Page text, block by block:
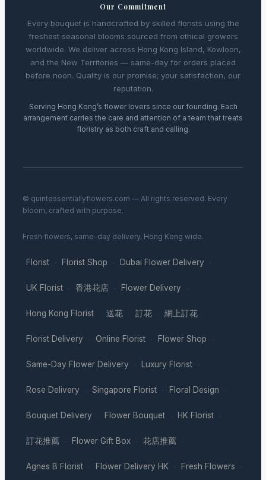
Our Commitment
Every bouquet is handcrafted by skilled florists using the
freshest seasonal blooms sourced from ethical growers
worldwide. We deliver across Hong Kong Island, Kowloon,
and the New Territories — same-day for orders placed
before noon. Quality is our promise; your satisfaction, our
reputation.
Serving Hong Kong’s flower lovers since our founding. Each
arrangement carries the care and attention of a team that treats
floristry as both craft and calling.
© quintessentiallyflowers.com — All rights reserved. Every
bloom, crafted with purpose.
Fresh flowers, same-day delivery, Hong Kong wide.
Florist · Florist Shop · Dubai Flower Delivery ·
UK Florist · 香港花店 · Flower Delivery ·
Hong Kong Florist · 送花 · 訂花 · 網上訂花 ·
Florist Delivery · Online Florist · Flower Shop ·
Same-Day Flower Delivery · Luxury Florist ·
Rose Delivery · Singapore Florist · Floral Design ·
Bouquet Delivery · Flower Bouquet · HK Florist ·
訂花推薦 · Flower Gift Box · 花店推薦 ·
Agnes B Florist · Flower Delivery HK · Fresh Flowers ·